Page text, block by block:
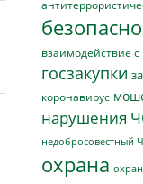
взаимодействие
госзакупки
коронавирус
нарушения
недобросовестный
охрана